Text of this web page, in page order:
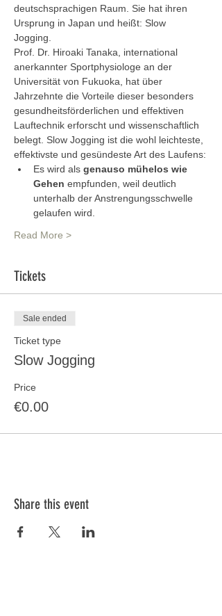
deutschsprachigen Raum. Sie hat ihren
Ursprung in Japan und heißt: Slow
Jogging.
Prof. Dr. Hiroaki Tanaka, international
anerkannter Sportphysiologe an der
Universität von Fukuoka, hat über
Jahrzehnte die Vorteile dieser besonders
gesundheitsförderlichen und effektiven
Lauftechnik erforscht und wissenschaftlich
belegt. Slow Jogging ist die wohl leichteste,
effektivste und gesündeste Art des Laufens:
Es wird als genauso mühelos wie
Gehen empfunden, weil deutlich
unterhalb der Anstrengungsschwelle
gelaufen wird.
Read More >
Tickets
Sale ended
Ticket type
Slow Jogging
Price
€0.00
Share this event